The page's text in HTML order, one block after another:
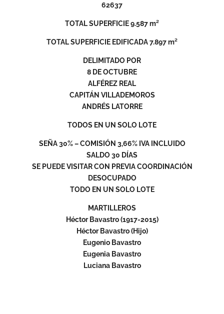
62637
TOTAL SUPERFICIE 9.587 m²
TOTAL SUPERFICIE EDIFICADA 7.897 m²
DELIMITADO POR
8 DE OCTUBRE
ALFÉREZ REAL
CAPITÁN VILLADEMOROS
ANDRÉS LATORRE
TODOS EN UN SOLO LOTE
SEÑA 30% – COMISIÓN 3,66% IVA INCLUIDO
SALDO 30 DÍAS
SE PUEDE VISITAR CON PREVIA COORDINACIÓN
DESOCUPADO
TODO EN UN SOLO LOTE
MARTILLEROS
Héctor Bavastro (1917-2015)
Héctor Bavastro (Hijo)
Eugenio Bavastro
Eugenia Bavastro
Luciana Bavastro